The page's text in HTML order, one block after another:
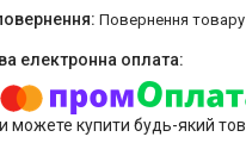
повернення
можете купити будь-який